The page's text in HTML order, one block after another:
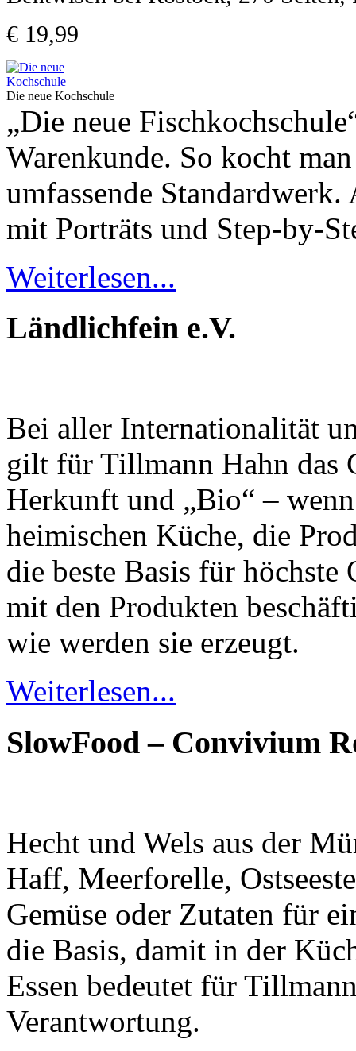
€ 19,99
Die neue Kochschule
„Die neue
Warenkunde. So kocht
umfassende
mit Porträts und Step-by-
Weiterlesen...
Ländlichfein e.V.
Bei aller Internationalität
gilt für Tillmann Hahn das
Herkunft und „Bio“ –
heimischen Küche, die
die beste Basis für
mit den Produkten
wie werden sie erzeugt.
Weiterlesen...
SlowFood – Convivium
Hecht und Wels aus der
Haff, Meerforelle,
Gemüse oder Zutaten für
die Basis, damit in der
Essen bedeutet für
Verantwortung.